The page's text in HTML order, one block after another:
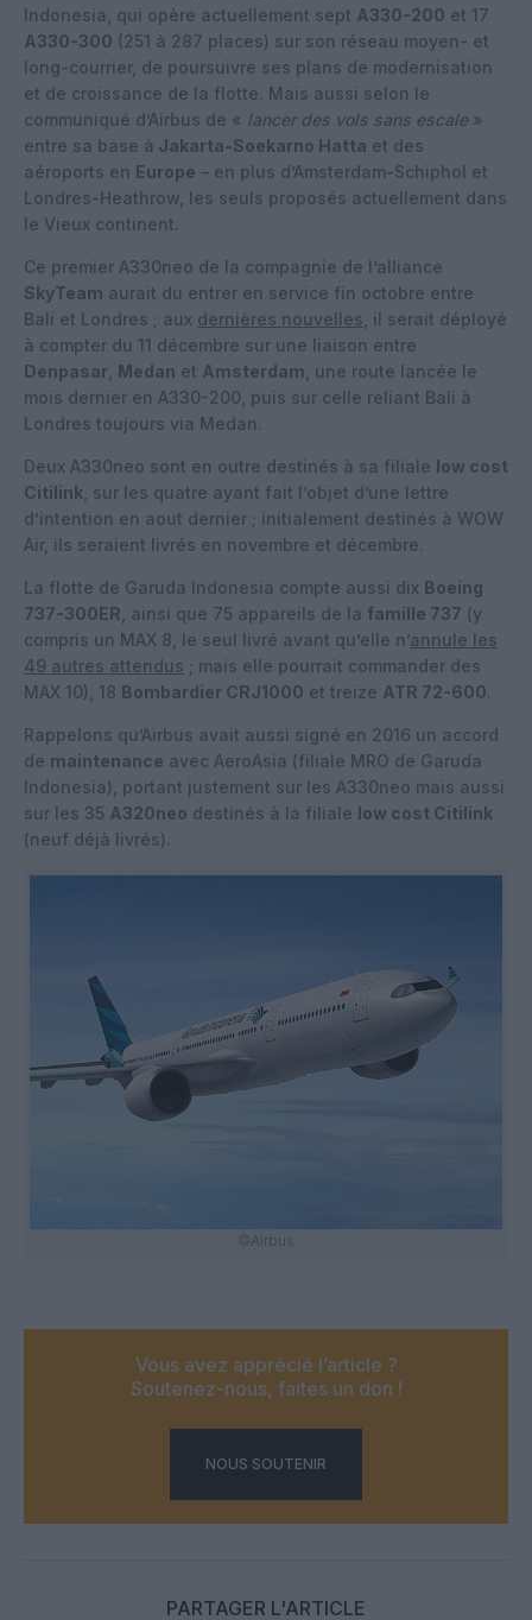
Indonesia, qui opère actuellement sept A330-200 et 17
A330-300 (251 à 287 places) sur son réseau moyen- et
long-courrier, de poursuivre ses plans de modernisation
et de croissance de la flotte. Mais aussi selon le
communiqué d’Airbus de « lancer des vols sans escale »
entre sa base à Jakarta-Soekarno Hatta et des
aéroports en Europe – en plus d’Amsterdam-Schiphol et
Londres-Heathrow, les seuls proposés actuellement dans
le Vieux continent.
Ce premier A330neo de la compagnie de l’alliance
SkyTeam aurait du entrer en service fin octobre entre
Bali et Londres ; aux dernières nouvelles , il serait déployé
à compter du 11 décembre sur une liaison entre
Denpasar Medan et Amsterdam , une route lancée le
mois dernier en A330-200, puis sur celle reliant Bali à
Londres toujours via Medan.
Deux A330neo sont en outre destinés à sa filiale low cost
Citilink , sur les quatre ayant fait l’objet d’une lettre
d’intention en aout dernier ; initialement destinés à WOW
Air, ils seraient livrés en novembre et décembre.
La flotte de Garuda Indonesia compte aussi dix Boeing
737-300ER , ainsi que 75 appareils de la famille 737 (y
compris un MAX 8, le seul livré avant qu’elle n’annule les
49 autres attendus ; mais elle pourrait commander des
MAX 10), 18 Bombardier CRJ1000 et treize ATR 72-600.
Rappelons qu’Airbus avait aussi signé en 2016 un accord
de maintenance avec AeroAsia (filiale MRO de Garuda
Indonesia), portant justement sur les A330neo mais aussi
sur les 35 A320neo destinés à la filiale low cost Citilink
(neuf déjà livrés).
©Airbus
Vous avez apprécié l’article ?
Soutenez-nous, faites un don !
NOUS SOUTENIR
PARTAGER L'ARTICLE